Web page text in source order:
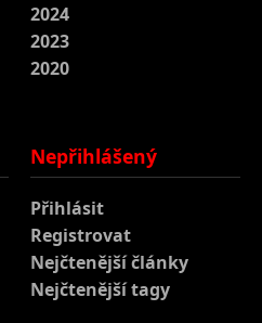
2024
2023
2020
Nepřihlášený
Přihlásit
Registrovat
Nejčtenější články
Nejčtenější tagy